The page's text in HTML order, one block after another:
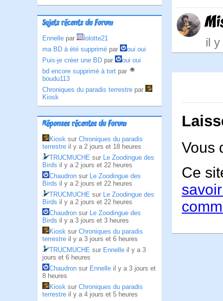
Sujets récents du Forum
Ennelle par
lolotte21
ma BD à été supprimé par
oui oui
Puis-je créer une BD par
oui oui
bd encore supprimé à tort par
boudu113
Chroniques du paradis terrestre par
Kiosk
Réponses récentes du Forum
Kiosk sur Chroniques du paradis
terrestre il y a 2 jours et 18 heures
TRUCMUCHE sur Le Zoodingue des
Birds il y a 2 jours et 22 heures
Chaudron sur Le Zoodingue des
Birds il y a 2 jours et 22 heures
TRUCMUCHE sur Le Zoodingue des
Birds il y a 2 jours et 22 heures
Chaudron sur Le Zoodingue des
Birds il y a 3 jours et 3 heures
Kiosk sur Chroniques du paradis
terrestre il y a 3 jours et 6 heures
TRUCMUCHE sur Ennelle il y a 3
jours et 6 heures
Chaudron sur Ennelle il y a 3 jours et
8 heures
Kiosk sur Chroniques du paradis
terrestre il y a 4 jours et 5 heures
il
Vous
Ce